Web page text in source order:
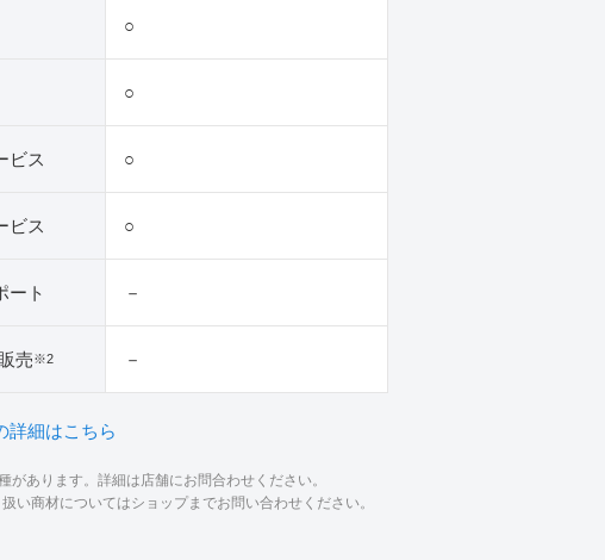
○
○
ビス ○
ビス ○
ート －
売※2 －
詳細はこちら
あります。詳細は店舗にお問合わせください。
い商材についてはショップまでお問い合わせください。